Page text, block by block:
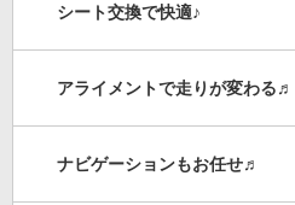
シート交換で快適♪
アライメントで走りが変わる♬
ナビゲーションもお任せ♬